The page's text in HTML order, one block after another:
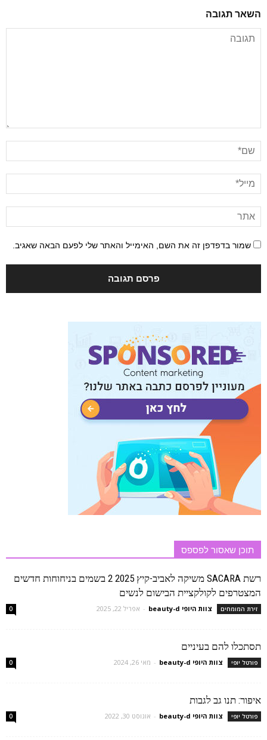
השאר תגובה
שמור בדפדפן זה את השם, האימייל והאתר שלי לפעם הבאה שאגיב.
תוכן שאסור לפספס
רשת SACARA משיקה לאביב-קיץ 2025 2 בשמים בניחוחות חדשים
המצטרפים לקולקציית הבישום לנשים
זירת המומחים צוות היופי beauty-d - אפריל 22, 2025 0
תסתכלו להם בעיניים
פורטל יופי צוות היופי beauty-d - מאי 26, 2024 0
איפור: תנו גב לגבות
פורטל יופי צוות היופי beauty-d - אוגוסט 30, 2022 0